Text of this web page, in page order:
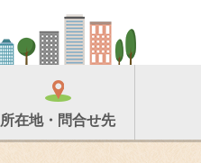
所在地・問合せ先